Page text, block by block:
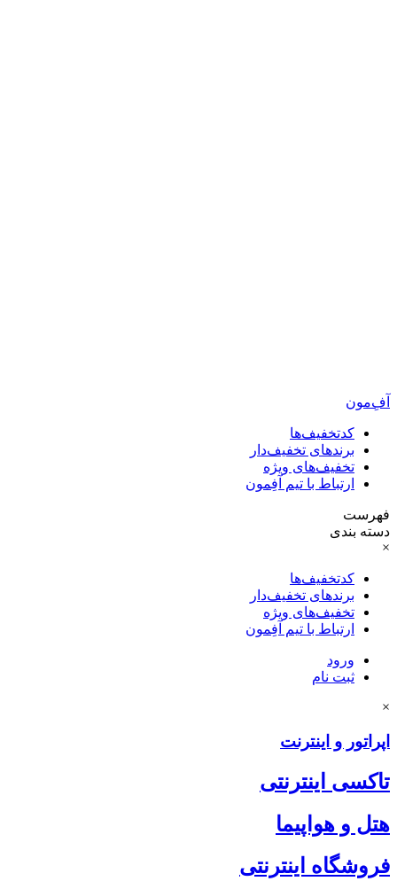
آفِ‌مون
کدتخفیف‌ها
برندهای تخفیف‌دار
تخفیف‌های ویژه
ارتباط با تیم آفِمون
فهرست
دسته بندی
×
کدتخفیف‌ها
برندهای تخفیف‌دار
تخفیف‌های ویژه
ارتباط با تیم آفِمون
ورود
ثبت نام
×
اپراتور و اینترنت
تاکسی اینترنتی
هتل و هواپیما
فروشگاه اینترنتی